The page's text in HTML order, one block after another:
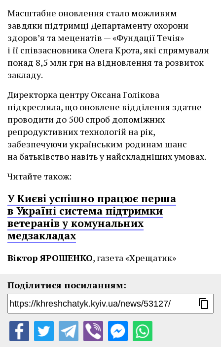
Масштабне оновлення стало можливим
завдяки підтримці Департаменту охорони
здоров’я та меценатів — «Фундації Течія»
і її співзасновника Олега Крота, які спрямували
понад 8,5 млн грн на відновлення та розвиток
закладу.
Директорка центру Оксана Голікова
підкреслила, що оновлене відділення здатне
проводити до 500 спроб допоміжних
репродуктивних технологій на рік,
забезпечуючи українським родинам шанс
на батьківство навіть у найскладніших умовах.
Читайте також:
У Києві успішно працює перша
в Україні система підтримки
ветеранів у комунальних
медзакладах
Віктор ЯРОШЕНКО, газета «Хрещатик»